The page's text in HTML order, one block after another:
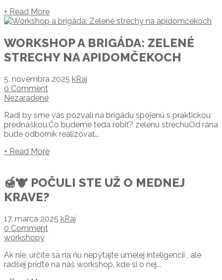
+ Read More
WORKSHOP A BRIGÁDA: ZELENÉ
STRECHY NA APIDOMČEKOCH
5. novembra 2025 kRaj
0 Comment
Nezaradené
Radi by sme vás pozvali na brigádu spojenú s praktickou
prednáškou.Čo budeme teda robiť? zelenú strechuOd rána
bude odborník realizovať...
+ Read More
🍯🐮 POČULI STE UŽ O MEDNEJ
KRAVE?
17. marca 2025 kRaj
0 Comment
workshopy
Ak nie, určite sa na ňu nepýtajte umelej inteligencii , ale
radšej príďte na náš workshop, kde si o nej...